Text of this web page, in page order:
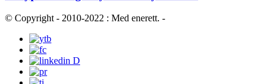
© Copyright - 2010-2022 : Med enerett. -